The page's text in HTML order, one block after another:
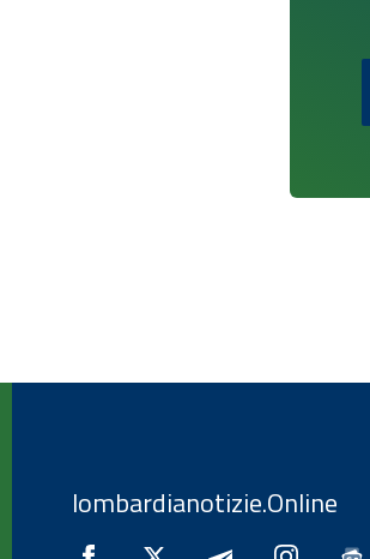
lombardianotizie.Online